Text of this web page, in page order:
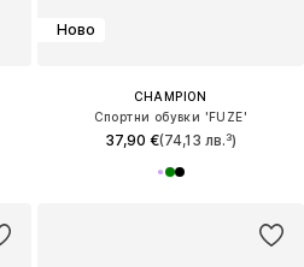
Ново
CHAMPION
Спортни обувки 'FUZE'
37,90 €(74,13 лв.³)